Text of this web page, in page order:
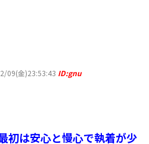
09(金)23:53:43 ID:gnu
初は安心と慢心で執着が少